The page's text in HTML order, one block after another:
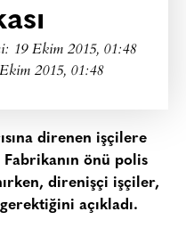
19 Ekim 2015, 01:48
2015, 01:48
direnen işçilere
önü polis
direnişçi işçiler,
açıkladı.